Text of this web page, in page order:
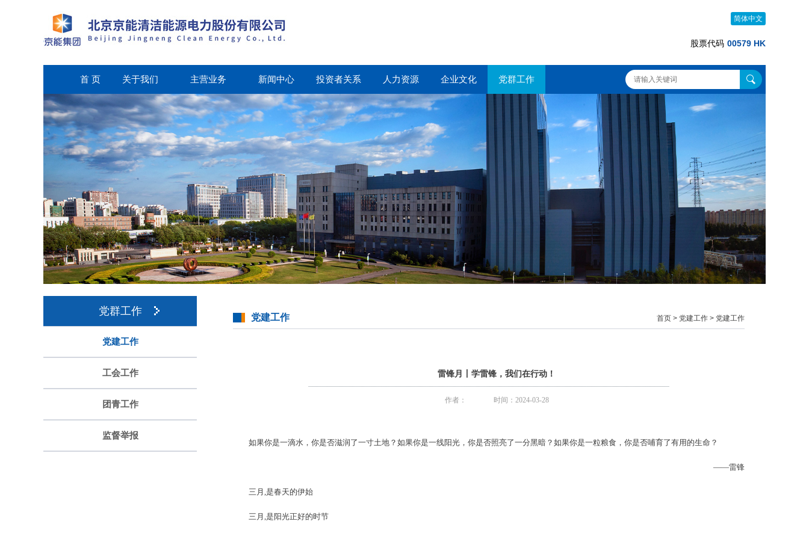
简体中文
股票代码 00579 HK
首 页 关于我们 主营业务 新闻中心 投资者关系 人力资源 企业文化 党群工作
党群工作
党建工作
工会工作
团青工作
监督举报
党建工作 首页 > 党建工作 > 党建工作
雷锋月丨学雷锋，我们在行动！
作者： 时间：2024-03-28
如果你是一滴水，你是否滋润了一寸土地？如果你是一线阳光，你是否照亮了一分黑暗？如果你是一粒粮食，你是否哺育了有用的生命？
——雷锋
三月,是春天的伊始
三月,是阳光正好的时节